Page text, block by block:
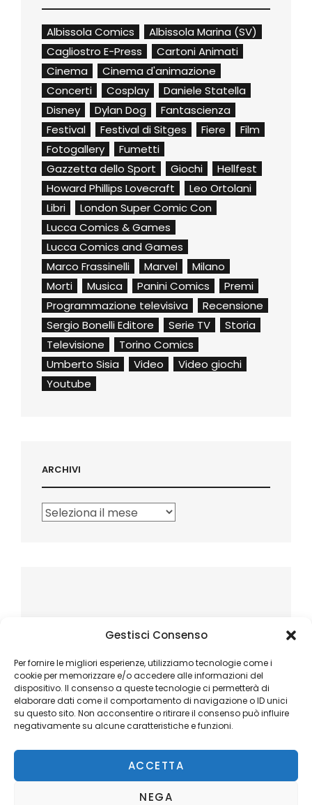
Gestisci Consenso
Per fornire le migliori esperienze, utilizziamo tecnologie come i
cookie per memorizzare e/o accedere alle informazioni del
dispositivo. Il consenso a queste tecnologie ci permetterà di
elaborare dati come il comportamento di navigazione o ID unici
su questo sito. Non acconsentire o ritirare il consenso può influire
negativamente su alcune caratteristiche e funzioni.
ACCETTA
NEGA
Albissola Comics
Albissola Marina (SV)
Cagliostro E-Press
Cartoni Animati
Cinema
Cinema d'animazione
Concerti
Cosplay
Daniele Statella
Disney
Dylan Dog
Fantascienza
Festival
Festival di Sitges Fiere
Film
Fotogallery
Fumetti
Gazzetta dello Sport
Giochi
Hellfest
Howard Phillips Lovecraft
Leo Ortolani
Libri
London Super Comic Con
Lucca Comics & Games
Lucca Comics and Games
Marco Frassinelli
Marvel
Milano
Morti
Musica Panini Comics
Premi
Programmazione televisiva
Recensione
Sergio Bonelli Editore
Serie TV
Storia
Televisione
Torino Comics
Umberto Sisia
Video
Video giochi
Youtube
ARCHIVI
Archivi